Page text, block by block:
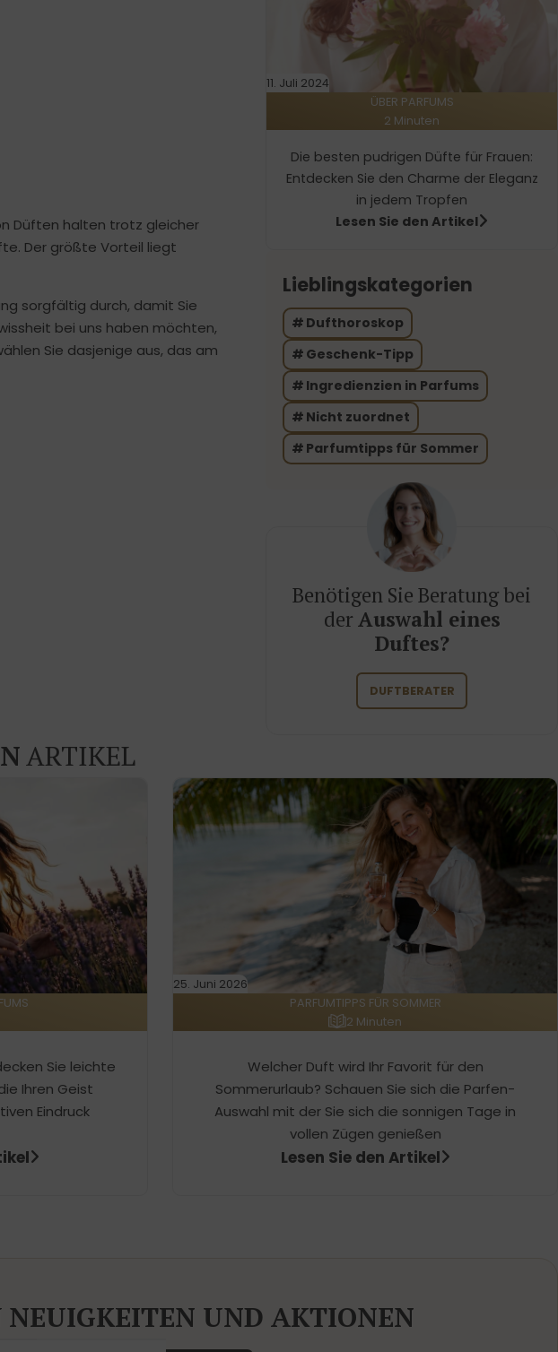
Düften halten trotz gleicher
Der größte Vorteil liegt
sorgfältig durch, damit Sie
bei uns haben möchten,
Sie dasjenige aus, das am
11. Juli 2024
ÜBER PARFUMS
2 Minuten
Die besten pudrigen Düfte für Frauen:
Entdecken Sie den Charme der Eleganz
in jedem Tropfen
Lesen Sie den Artikel
Lieblingskategorien
Dufthoroskop
Geschenk-Tipp
Ingredienzien in Parfums
Nicht zuordnet
Parfumtipps für Sommer
Benötigen Sie Beratung bei
der Auswahl eines
Duftes?
DUFTBERATER
ARTIKEL
Sie leichte
Ihren Geist
Eindruck
25. Juni 2026
PARFUMTIPPS FÜR SOMMER
2 Minuten
Welcher Duft wird Ihr Favorit für den
Sommerurlaub? Schauen Sie sich die Parfen-
Auswahl mit der Sie sich die sonnigen Tage in
vollen Zügen genießen
Lesen Sie den Artikel
NEUIGKEITEN UND AKTIONEN